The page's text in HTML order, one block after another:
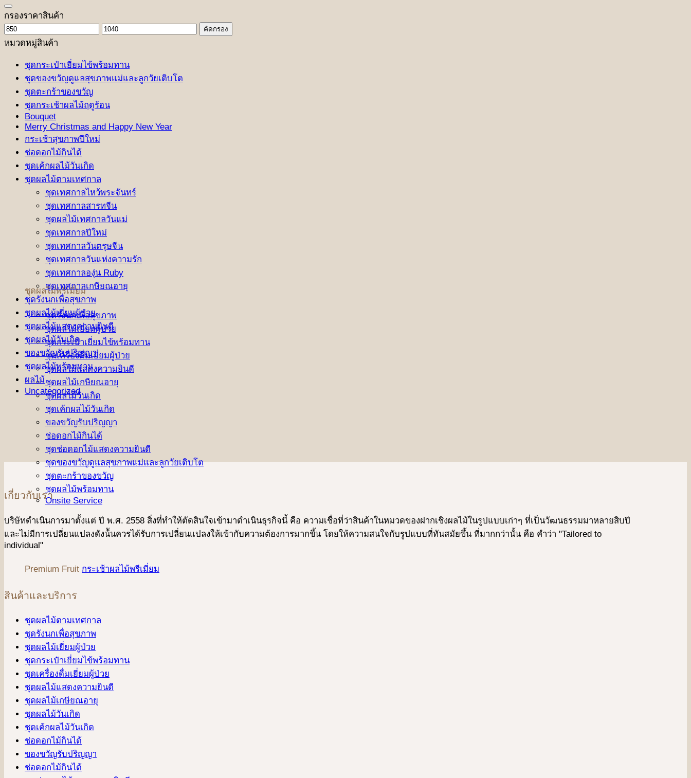
ชุดผลไม้พรีเมี่ยม
ชุดรังนกเพื่อสุขภาพ
ชุดผลไม้เยี่ยมผู้ป่วย
ชุดกระเป๋าเยี่ยมไข้พร้อมทาน
ชุดเครื่องดื่มเยี่ยมผู้ป่วย
ชุดผลไม้แสดงความยินดี
ชุดผลไม้เกษียณอายุ
ชุดผลไม้วันเกิด
ชุดเค้กผลไม้วันเกิด
ของขวัญรับปริญญา
ช่อดอกไม้กินได้
ชุดช่อดอกไม้แสดงความยินดี
ชุดของขวัญดูแลสุขภาพแม่และลูกวัยเติบโต
ชุดตะกร้าของขวัญ
ชุดผลไม้พร้อมทาน
Onsite Service
กรองราคาสินค้า
ราคา
ต่ำ
ราคา
คัดกรอง
หมวดหมู่สินค้า
ชุดกระเป๋าเยี่ยมไข้พร้อมทาน
ชุดของขวัญดูแลสุขภาพแม่และลูกวัยเติบโต
ชุดตะกร้าของขวัญ
ชุดกระเช้าผลไม้ฤดูร้อน
Bouquet
Merry Christmas and Happy New Year
กระเช้าสุขภาพปีใหม่
ช่อดอกไม้กินได้
ชุดเค้กผลไม้วันเกิด
ชุดผลไม้ตามเทศกาล
ชุดเทศกาลไหว้พระจันทร์
ชุดเทศกาลสารทจีน
ชุดผลไม้เทศกาลวันแม่
ชุดเทศกาลปีใหม่
ชุดเทศกาลวันตรุษจีน
ชุดเทศกาลวันแห่งความรัก
ชุดเทศกาลองุ่น Ruby
ชุดเทศกาลเกษียณอายุ
ชุดรังนกเพื่อสุขภาพ
ชุดผลไม้เยี่ยมผู้ป่วย
ชุดผลไม้แสดงความยินดี
ชุดผลไม้วันเกิด
ของขวัญรับปริญญา
ชุดผลไม้พร้อมทาน
ผลไม้
Uncategorized
เกี่ยวกับเรา
บริษัทดําเนินการมาตั้งแต่ ปี พ.ศ. 2558 สิ่งที่ทำให้ตัดสินใจเข้ามาดําเนินธุรกิจนี้ คือ ความเชื่อที่ว่าสินค้าในหมวดของฝากเชิงผลไม้ในรูปแบบเก่าๆ ที่เป็นวัฒนธรรมมาหลายสิบปี
และไม่มีการเปลี่ยนแปลงดังน้ันควรได้รับการเปลี่ยนแปลงให้เข้ากับความต้องการมากขึ้น โดยให้ความสนใจกับรูปแบบที่ทันสมัยขึ้น ที่มากกว่านั้น คือ คําว่า "Tailored to
individual"
Premium Fruit กระเช้าผลไม้พรีเมี่ยม
สินค้าและบริการ
ชุดผลไม้ตามเทศกาล
ชุดรังนกเพื่อสุขภาพ
ชุดผลไม้เยี่ยมผู้ป่วย
ชุดกระเป๋าเยี่ยมไข้พร้อมทาน
ชุดเครื่องดื่มเยี่ยมผู้ป่วย
ชุดผลไม้แสดงความยินดี
ชุดผลไม้เกษียณอายุ
ชุดผลไม้วันเกิด
ชุดเค้กผลไม้วันเกิด
ช่อดอกไม้กินได้
ของขวัญรับปริญญา
ช่อดอกไม้กินได้